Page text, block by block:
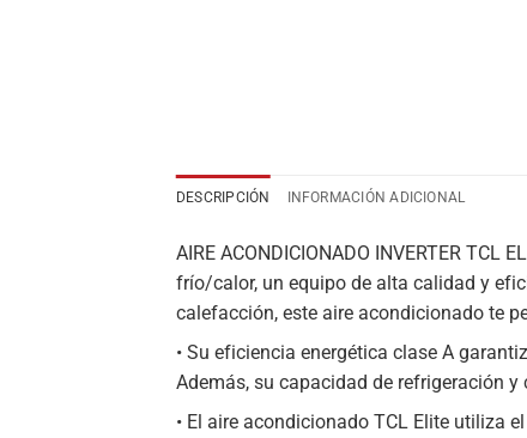
DESCRIPCIÓN INFORMACIÓN ADICIONAL
AIRE ACONDICIONADO INVERTER
frío/calor, un equipo de alta calidad y
calefacción, este aire acondicionado te
• Su eficiencia energética clase A
Además, su capacidad de refrigeración
• El aire acondicionado TCL Elite utiliza